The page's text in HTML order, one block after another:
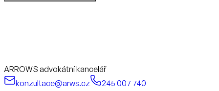
ARROWS advokátní kancelář
konzultace@arws.cz
245 007 740